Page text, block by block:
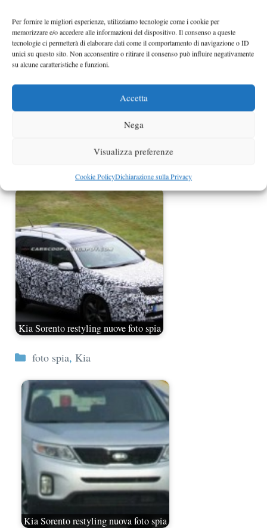
Per fornire le migliori esperienze, utilizziamo tecnologie come i cookie per
memorizzare e/o accedere alle informazioni del dispositivo. Il consenso a queste
tecnologie ci permetterà di elaborare dati come il comportamento di navigazione o ID
unici su questo sito. Non acconsentire o ritirare il consenso può influire negativamente
su alcune caratteristiche e funzioni.
Accetta
Nega
Visualizza preferenze
Cookie PolicyDichiarazione sulla Privacy
BMW M5 facelift 2014 foto spia
BMW X5 M foto spia
Kia Sorento restyling nuove foto spia
Categorie
foto spia, Kia
Kia Sorento restyling nuova foto spia